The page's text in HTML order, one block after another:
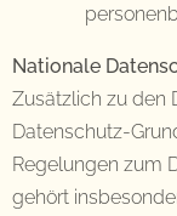
Nationale
Zusätzlich zu den
Datenschutz-
Regelungen zum
gehört